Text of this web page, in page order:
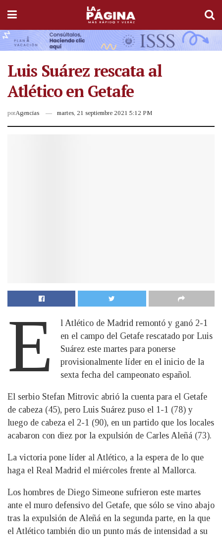
Luis Suárez rescata al
Atlético en Getafe
porAgencias martes, 21 septiembre 2021 5:12 PM
E
l Atlético de Madrid remontó y ganó 2-1
en el campo del Getafe rescatado por Luis
Suárez este martes para ponerse
provisionalmente líder en el inicio de la
sexta fecha del campeonato español.
El serbio Stefan Mitrovic abrió la cuenta para el Getafe
de cabeza (45), pero Luis Suárez puso el 1-1 (78) y
luego de cabeza el 2-1 (90), en un partido que los locales
acabaron con diez por la expulsión de Carles Aleñá (73).
La victoria pone líder al Atlético, a la espera de lo que
haga el Real Madrid el miércoles frente al Mallorca.
Los hombres de Diego Simeone sufrieron este martes
ante el muro defensivo del Getafe, que sólo se vino abajo
tras la expulsión de Aleñá en la segunda parte, en la que
el Atlético también dio un punto más de intensidad a su